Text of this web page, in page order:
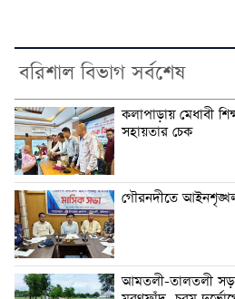
বরিশাল বিভাগ সর্বশেষ
কলাপাড়ায় মেধাবী
সহায়তার চেক
গৌরনদীতে
আমতলী-তালতলী